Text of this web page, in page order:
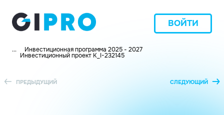
ВОЙТИ
... Инвестиционная программа 2025 - 2027
Инвестиционный проект K_I-232145
ПРЕДЫДУЩИЙ СЛЕДУЮЩИЙ